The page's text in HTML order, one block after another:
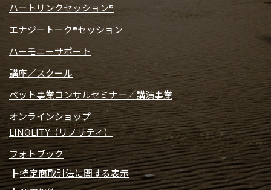
ハートリンクセッション®
エナジートーク®セッション
ハーモニーサポート
講座／スクール
ペット事業コンサルセミナー／講演事業
オンラインショップ
LINOLITY（リノリティ）
フォトブック
特定商取引法に関する表示